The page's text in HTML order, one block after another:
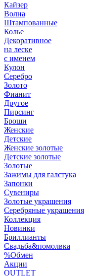
Кайзер
Волна
Штампованные
Колье
Декоративное
на леске
с именем
Кулон
Серебро
Золото
Фианит
Другое
Пирсинг
Броши
Женские
Детские
Женские золотые
Детские золотые
Золотые
Зажимы для галстука
Запонки
Сувениры
Золотые украшения
Серебряные украшения
Коллекция
Новинки
Бриллианты
Свадьба&помолвка
%Обмен
Акции
OUTLET